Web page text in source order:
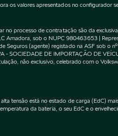
os valores apresentados no configurador
processo de contratação são da
Amadora, sob o NUPC 980463653 |
Seguros (agente) registado na ASF sob
SOCIEDADE DE IMPORTAÇÃO DE
não exclusivo, celebrado com o
tensão está no estado de carga (EdC)
da bateria, o seu EdC e o